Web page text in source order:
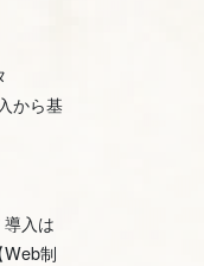
から基
入は
制